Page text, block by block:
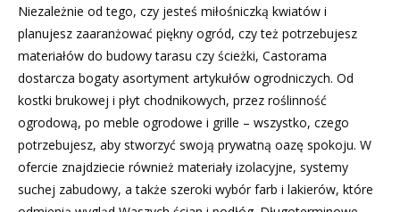
Niezależnie od tego, czy jesteś miłośniczką kwiatów i
planujesz zaaranżować piękny ogród, czy też potrzebujesz
materiałów do budowy tarasu czy ścieżki, Castorama
dostarcza bogaty asortyment artykułów ogrodniczych. Od
kostki brukowej i płyt chodnikowych, przez roślinność
ogrodową, po meble ogrodowe i grille – wszystko, czego
potrzebujesz, aby stworzyć swoją prywatną oazę spokoju. W
ofercie znajdziecie również materiały izolacyjne, systemy
suchej zabudowy, a także szeroki wybór farb i lakierów, które